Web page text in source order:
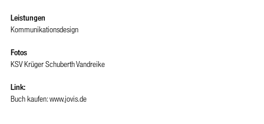
Leistungen
Kommunikationsdesign
Fotos
KSV Krüger Schuberth Vandreike
Link:
Buch kaufen:www.jovis.de